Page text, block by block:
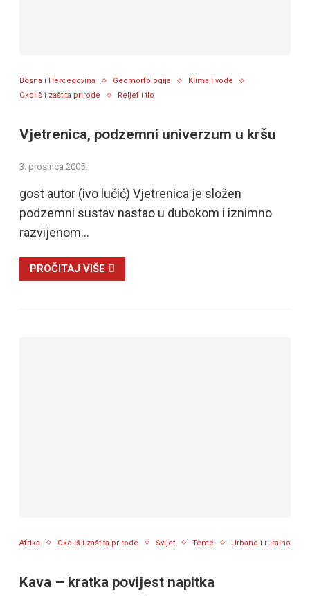
Bosna i Hercegovina Geomorfologija
Klima i vode
Okoliš i zaštita prirode
Reljef i tlo
Vjetrenica, podzemni univerzum u kršu
3. prosinca 2005.
gost autor (ivo lučić) Vjetrenica je složen
podzemni sustav nastao u dubokom i iznimno
razvijenom…
PROČITAJ VIŠE
Afrika Okoliš i zaštita prirode Svijet Teme Urbano i ruralno
Kava – kratka povijest napitka